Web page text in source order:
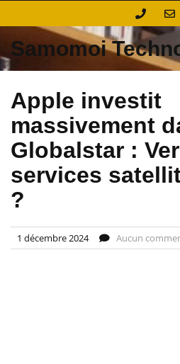
Samomoi
Apple investit
massivement
Globalstar :
services
?
1 décembre 2024 Aucun